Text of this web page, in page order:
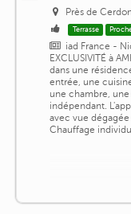
Près de
Terrasse
iad France -
EXCLUSIVITÉ à
dans une
entrée, une
une chambre,
indépendant.
avec vue
Chauffage